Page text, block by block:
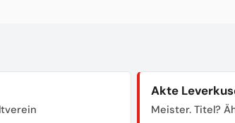
Akte
Meister. Titel?